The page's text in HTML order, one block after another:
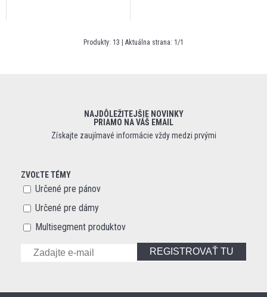
Produkty: 13 | Aktuálna strana: 1/1
NAJDÔLEŽITEJŠIE NOVINKY
PRIAMO NA VÁŠ EMAIL
Získajte zaujímavé informácie vždy medzi prvými
ZVOĽTE TÉMY
Určené pre pánov
Určené pre dámy
Multisegment produktov
REGISTROVAŤ TU